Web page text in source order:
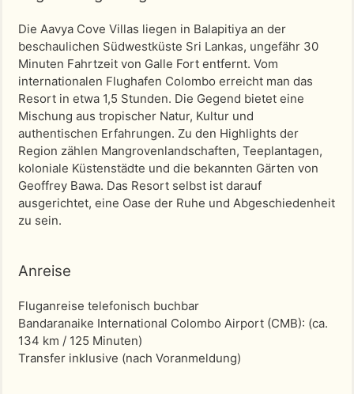
Die Aavya Cove Villas liegen in Balapitiya an der
beschaulichen Südwestküste Sri Lankas, ungefähr 30
Minuten Fahrtzeit von Galle Fort entfernt. Vom
internationalen Flughafen Colombo erreicht man das
Resort in etwa 1,5 Stunden. Die Gegend bietet eine
Mischung aus tropischer Natur, Kultur und
authentischen Erfahrungen. Zu den Highlights der
Region zählen Mangrovenlandschaften, Teeplantagen,
koloniale Küstenstädte und die bekannten Gärten von
Geoffrey Bawa. Das Resort selbst ist darauf
ausgerichtet, eine Oase der Ruhe und Abgeschiedenheit
zu sein.
Anreise
Fluganreise telefonisch buchbar
Bandaranaike International Colombo Airport (CMB): (ca.
134 km / 125 Minuten)
Transfer inklusive (nach Voranmeldung)